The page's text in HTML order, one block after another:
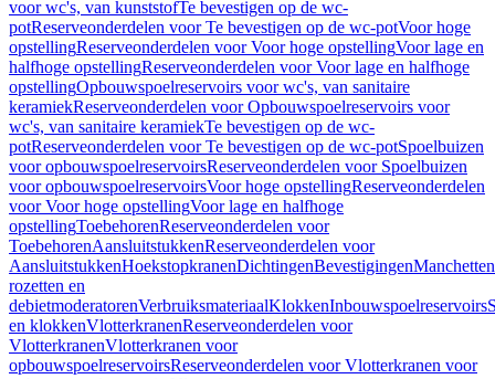
voor wc's, van kunststofTe bevestigen op de wc-
potReserveonderdelen voor Te bevestigen op de wc-potVoor hoge
opstellingReserveonderdelen voor Voor hoge opstellingVoor lage en
halfhoge opstellingReserveonderdelen voor Voor lage en halfhoge
opstellingOpbouwspoelreservoirs voor wc's, van sanitaire
keramiekReserveonderdelen voor Opbouwspoelreservoirs voor
wc's, van sanitaire keramiekTe bevestigen op de wc-
potReserveonderdelen voor Te bevestigen op de wc-potSpoelbuizen
voor opbouwspoelreservoirsReserveonderdelen voor Spoelbuizen
voor opbouwspoelreservoirsVoor hoge opstellingReserveonderdelen
voor Voor hoge opstellingVoor lage en halfhoge
opstellingToebehorenReserveonderdelen voor
ToebehorenAansluitstukkenReserveonderdelen voor
AansluitstukkenHoekstopkranenDichtingenBevestigingenManchetten
rozetten en
debietmoderatorenVerbruiksmateriaalKlokkenInbouwspoelreservoirs
en klokkenVlotterkranenReserveonderdelen voor
VlotterkranenVlotterkranen voor
opbouwspoelreservoirsReserveonderdelen voor Vlotterkranen voor